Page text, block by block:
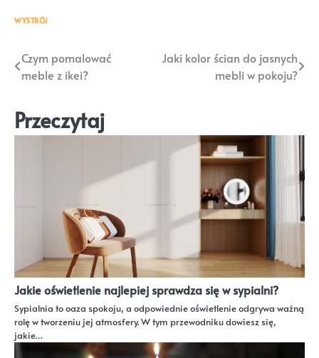
WYSTRÓJ
Nawigacja
wpisu
Czym pomalować
meble z ikei?
Jaki kolor ścian do jasnych
mebli w pokoju?
Przeczytaj
Jakie oświetlenie najlepiej sprawdza się w sypialni?
Sypialnia to oaza spokoju, a odpowiednie oświetlenie odgrywa ważną
rolę w tworzeniu jej atmosfery. W tym przewodniku dowiesz się,
jakie…